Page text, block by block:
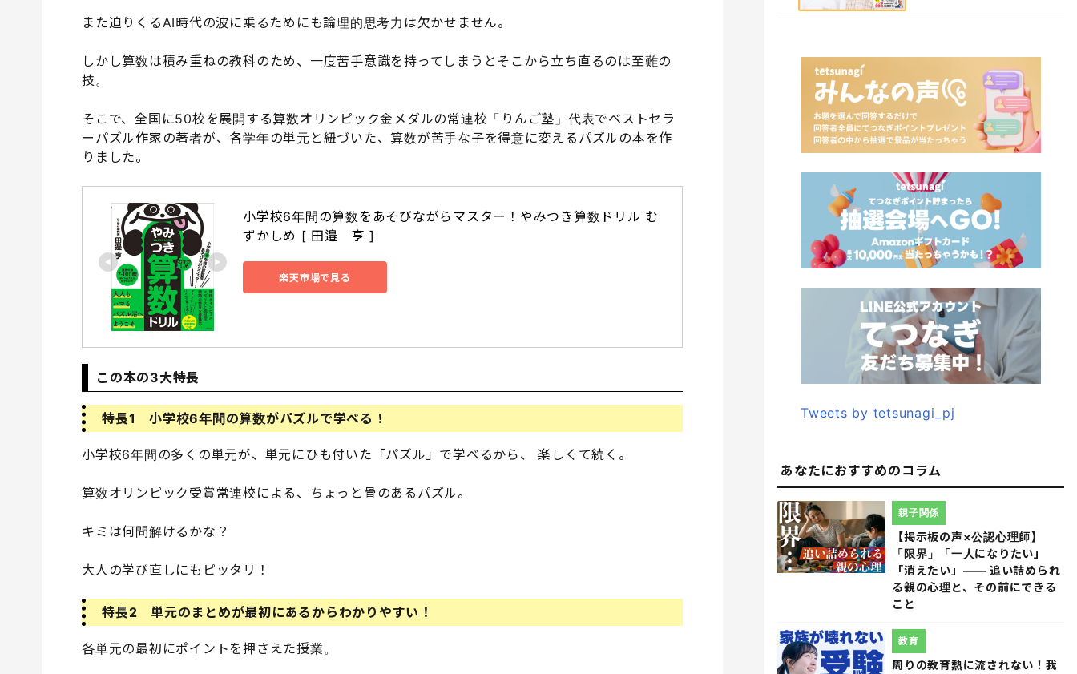
また迫りくるAI時代の波に乗るためにも論理的思考力は欠かせません。
しかし算数は積み重ねの教科のため、一度苦手意識を持ってしまうとそこから立ち直るのは至難の
技。
そこで、全国に50校を展開する算数オリンピック金メダルの常連校「りんご塾」代表でベストセラ
ーパズル作家の著者が、各学年の単元と紐づいた、算数が苦手な子を得意に変えるパズルの本を作
りました。
小学校6年間の算数をあそびながらマスター！やみつき算数ドリル む
ずかしめ [ 田邉　亨 ]
楽天市場で見る
この本の3大特長
特長1 小学校6年間の算数がパズルで学べる！
小学校6年間の多くの単元が、単元にひも付いた「パズル」で学べるから、 楽しくて続く。
算数オリンピック受賞常連校による、ちょっと骨のあるパズル。
キミは何問解けるかな？
大人の学び直しにもピッタリ！
特長2 単元のまとめが最初にあるからわかりやすい！
各単元の最初にポイントを押さえた授業。
Tweets by tetsunagi_pj
あなたにおすすめのコラム
【掲示板の声×公認心理師】
「限界」「一人になりたい」
「消えたい」―― 追い詰められ
る親の心理と、その前にできる
こと
親子関係
周りの教育熱に流されない！我
教育